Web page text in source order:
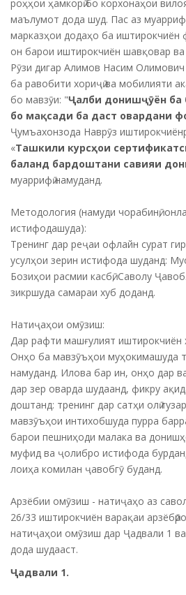
роҳҳои ҳамкорӣ бо корхонаҳои
маълумот дода шуд. Пас аз
марказҳои додаҳо ба иштирокчиён
он барои иштирокчиён шавқовар ва
Рӯзи дигар Алимов Насим
ба равобити хориҷӣ ва мобилияти
бо мавзӯи: "Ҷалби донишҷӯён ба
бо мақсади ба даст овардани
Ҷумъахонзода Наврӯз
«Ташкили курсҳои
баланд бардоштани савияи
муаррифӣ намуданд.
Методология (намуди чорабинӣ,
истифодашуда):
Тренинг дар реҷаи офлайн сурат
усулҳои зерин истифода шуданд:
Бозиҳои расмии касбӣ, Саволу
зикршуда самараи хуб доданд.
Натиҷаҳои омӯзиш:
Дар рафти машғулият иштирокчиён
Онҳо ба мавзӯъҳои муҳокимашуда
намуданд. Илова бар ин, онҳо дар
дар зер оварда шудаанд, фикру
доштанд: тренинг дар сатҳи олӣ
мавзӯъҳои интихобшуда пурра
барои пешниҳоди малака ва
муфид ва ҷолибро истифода
лоиҳа комилан ҷавобгӯ буданд.
Арзёбии омӯзиш - натиҷаҳо аз
26/33 иштирокчиён варақаи
натиҷаҳои омӯзиш дар Ҷадвали 1
дода шудааст.
Ҷадвали 1.